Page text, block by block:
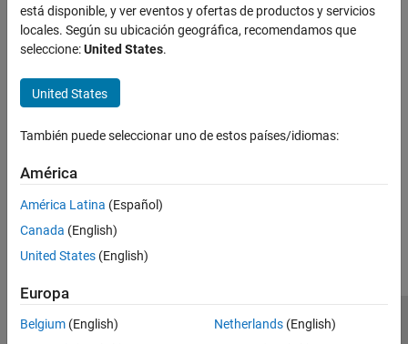
How useful was this information?
está disponible, y ver eventos y ofertas de productos y servicios
locales. Según su ubicación geográfica, recomendamos que
seleccione:United States.
United States
También puede seleccionar uno de estos países/idiomas:
América
América Latina (Español)
Canada (English)
United States (English)
Europa
Belgium (English)
Netherlands(English)
Centro de confianza
Marcas comerciales